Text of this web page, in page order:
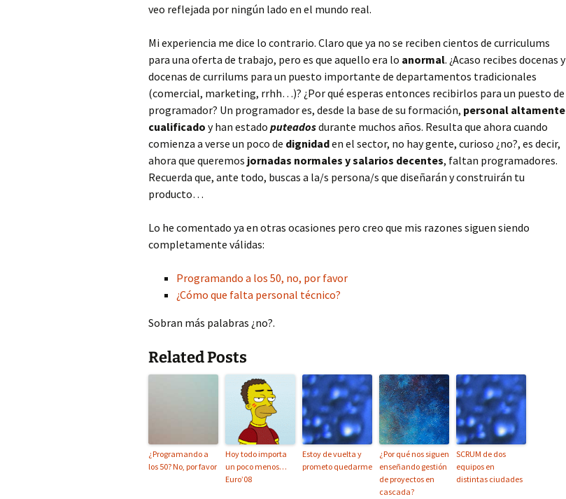
veo reflejada por ningún lado en el mundo real.
Mi experiencia me dice lo contrario. Claro que ya no se reciben cientos de curriculums
para una oferta de trabajo, pero es que aquello era lo anormal. ¿Acaso recibes docenas y
docenas de currilums para un puesto importante de departamentos tradicionales
(comercial, marketing, rrhh…)? ¿Por qué esperas entonces recibirlos para un puesto de
programador? Un programador es, desde la base de su formación, personal altamente
cualificado y han estado puteadosdurante muchos años. Resulta que ahora cuando
comienza a verse un poco de dignidaden el sector, no hay gente, curioso ¿no?, es decir,
ahora que queremos jornadas normales y salarios decentes, faltan programadores.
Recuerda que, ante todo, buscas a la/s persona/s que diseñarán y construirán tu
producto…
Lo he comentado ya en otras ocasiones pero creo que mis razones siguen siendo
completamente válidas:
Programando a los 50, no, por favor
¿Cómo que falta personal técnico?
Sobran más palabras ¿no?.
Related Posts
¿Programando a
los 50? No, por favor
Hoy todo importa
un poco menos…
Euro’08
Estoy de vuelta y
prometo quedarme
¿Por qué nos siguen
enseñando gestión
de proyectos en
cascada?
SCRUM de dos
equipos en
distintas ciudades